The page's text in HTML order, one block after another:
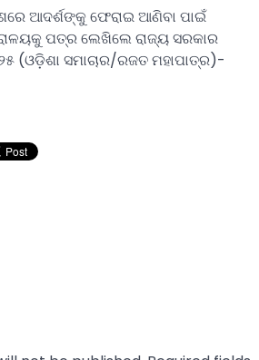
ଆଦର୍ଶଙ୍କୁ ଫେରାଇ ଆଣିବା ପାଇଁ
ପତ୍ର ଲେଖିଲେ ରାଜ୍ୟ ସରକାର
(ଓଡ଼ିଶା ସମାଚାର/ରଜତ ମହାପାତ୍ର)-